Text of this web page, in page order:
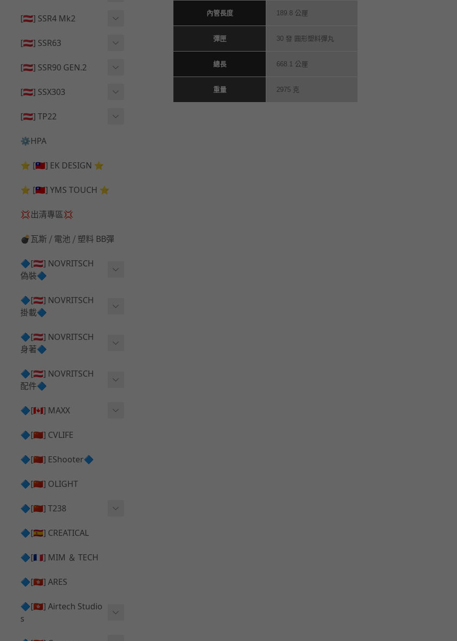
🟦 主體 ⧸ 彈匣
[🇦🇹] SSR4 Mk2
🟦 主體 ⧸ 彈匣
[🇦🇹] SSR63
🆙 升級 ⧸ 部件
[🇦🇹] SSR90 GEN.2
🆙 升級 ⧸ 部件
[🇦🇹] SSX303
🔄 原廠 ⧸ 零件
🆙 升級 ⧸ 部件
[🇦🇹] TP22
🔄 原廠 ⧸ 零件
🆙 升級 ⧸ 部件
⚙️HPA
⭐ [🇹🇼] EK DESIGN ⭐
⭐ [🇹🇼] YMS TOUCH ⭐
💢出清專區💢
💣瓦斯 ⧸ 電池 ⧸ 塑料 BB彈
🔷[🇦🇹] NOVRITSCH
偽裝🔷
上衣夾克 ⧸ Jacket
兜帽 ⧸ Hood
手持 裝備 ⧸ 偽裝
披肩 ⧸ Shoulder Piece
onie
🔷[🇦🇹] NOVRITSCH
掛載🔷
AR ⧸ DMR 彈匣用
SMG ⧸ SSR90 彈匣用
腰包 ⧸ 萬用包
HPA 氣瓶袋 ⧸ 水袋包
手槍 彈匣用
🔷[🇦🇹] NOVRITSCH
身著🔷
闊邊帽 ⧸ Boonie Hat
戰術背心+前掛 ⧸ Plate Car
rier+Flap
tlebelt
護目鏡 ⧸ 除霧器
腰帶 ⧸ 腿掛
🔷[🇦🇹] NOVRITSCH
配件🔷
✅ 快拔槍套 ⧸ 槍背帶
✅ 槍架 ⧸ 訓練靶具 ⧸ 工具
🔷[🇨🇦] MAXX
AEG 活塞頭 ⧸ AEG Piston
HOP座 ⧸ HOP-UP
競速扳機 ⧸ Speed Trigger
彈匣釋放鈕 ⧸ Mag Releas
推嘴 ⧸ Nozzle
🔷[🇨🇳] CVLIFE
🔷[🇨🇳] EShooter🔷
🔷[🇨🇳] OLIGHT
🔷[🇨🇳] T238
電子扳機
發光器
🔷[🇪🇸] CREATICAL
🔷[🇫🇷] MIM ＆ TECH
🔷[🇭🇰] ARES
🔷[🇭🇰] Airtech Studio
s
內管長度 189.8 公厘
彈匣 30 發 圓形塑料彈丸
總長 668.1 公厘
重量 2975 克